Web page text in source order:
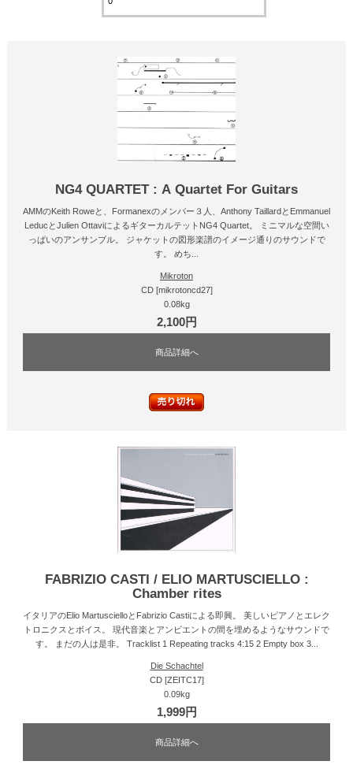
NG4 QUARTET : A Quartet For Guitars
AMMのKeith Roweと、Formanexのメンバー３人、Anthony TaillardとEmmanuel
LeducとJulien OttaviによるギターカルテットNG4 Quartet。 ミニマルな空間い
っぱいのアンサンブル。 ジャケットの図形楽譜のイメージ通りのサウンドで
す。 めち...
Mikroton
CD [mikrotoncd27]
0.08kg
2,100円
商品詳細へ
FABRIZIO CASTI / ELIO MARTUSCIELLO :
Chamber rites
イタリアのElio MartuscielloとFabrizio Castiによる即興。 美しいピアノとエレク
トロニクスとボイス。 現代音楽とアンビエントの間を埋めるようなサウンドで
す。 まだの人は是非。 Tracklist 1 Repeating tracks 4:15 2 Empty box 3...
Die Schachtel
CD [ZEITC17]
0.09kg
1,999円
商品詳細へ